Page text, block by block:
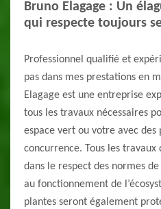
Bruno Elagage : Un
qui respecte toujours
Professionnel qualifié et
pas dans mes prestations en
Elagage est une entreprise
tous les travaux nécessaires
espace vert ou votre avec
concurrence. Tous les travaux
dans le respect des normes
au fonctionnement de
plantes seront également